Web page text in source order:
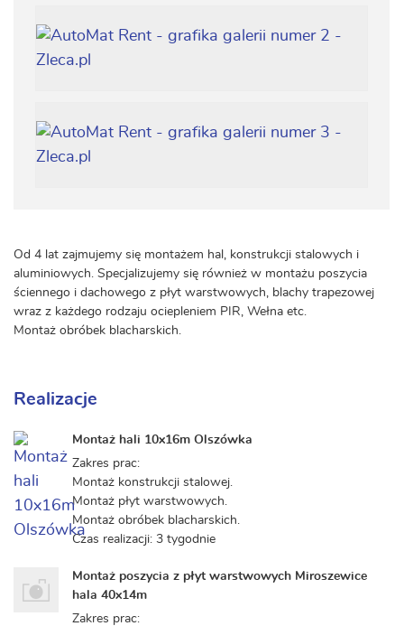
Od 4 lat zajmujemy się montażem hal, konstrukcji stalowych i
aluminiowych. Specjalizujemy się również w montażu poszycia
ściennego i dachowego z płyt warstwowych, blachy trapezowej
wraz z każdego rodzaju ociepleniem PIR, Wełna etc.
Montaż obróbek blacharskich.
Realizacje
Montaż hali 10x16m Olszówka
Zakres prac:
Montaż konstrukcji stalowej.
Montaż płyt warstwowych.
Montaż obróbek blacharskich.
Czas realizacji: 3 tygodnie
Montaż poszycia z płyt warstwowych Miroszewice
hala 40x14m
Zakres prac: